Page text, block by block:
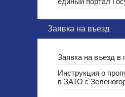
Заявка на въезд
Заявка на въезд в
Инструкция о
в ЗАТО г.